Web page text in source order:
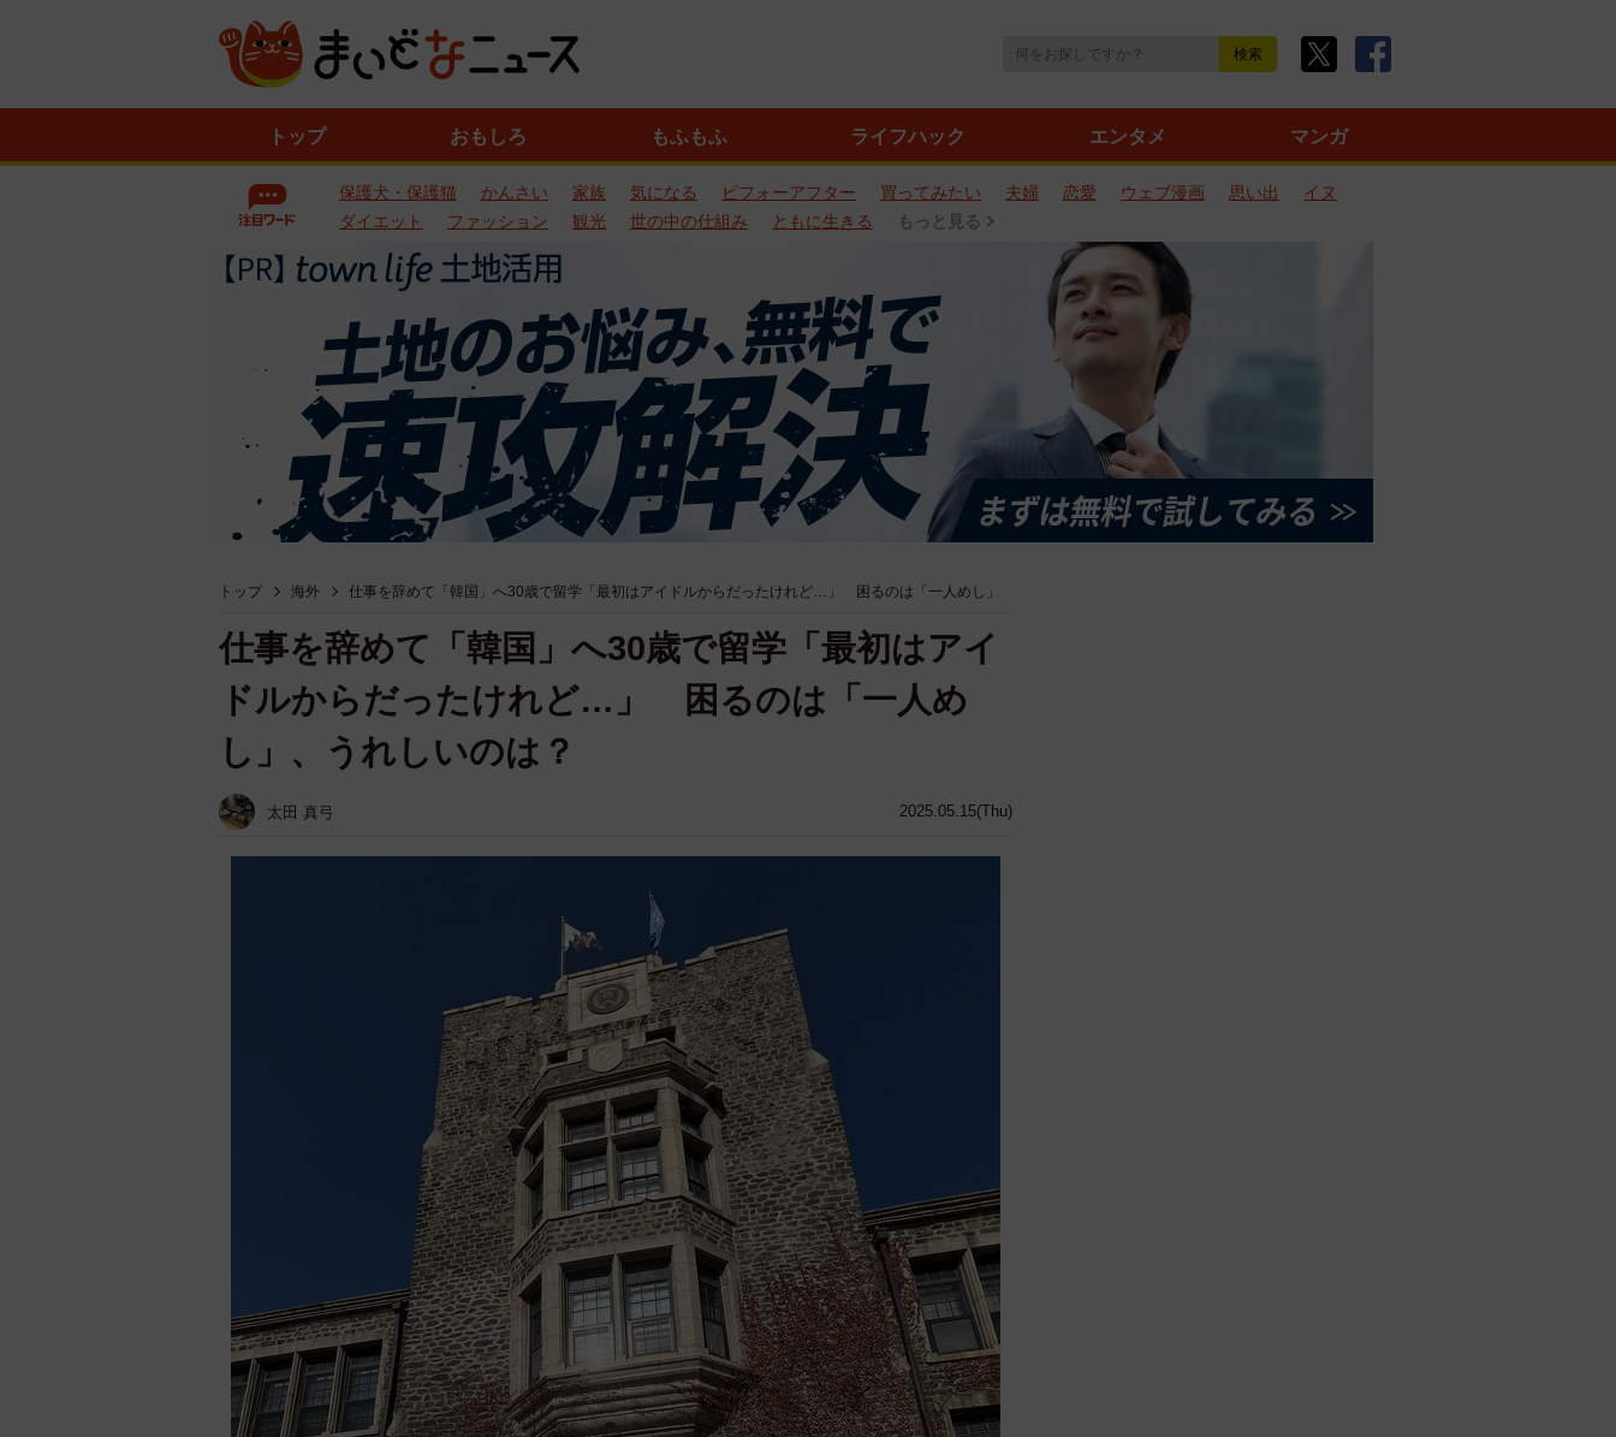
トップ おもしろ もふもふ ライフハック エンタメ マンガ
保護犬・保護猫 かんさい 家族 気になる ビフォーアフター 買ってみたい 夫婦 恋愛 ウェブ漫画 思い出
イヌ
ダイエット
ファッション 観光 世の中の仕組み ともに生きる もっと見る
トップ 海外 仕事を辞めて「韓国」へ30歳で留学「最初はアイドルからだったけれど…」 困るのは「一人めし」
2025.05.15(Thu)
仕事を辞めて「韓国」へ30歳で留学「最初はアイ
ドルからだったけれど…」 困るのは「一人め
し」、うれしいのは？
太田 真弓